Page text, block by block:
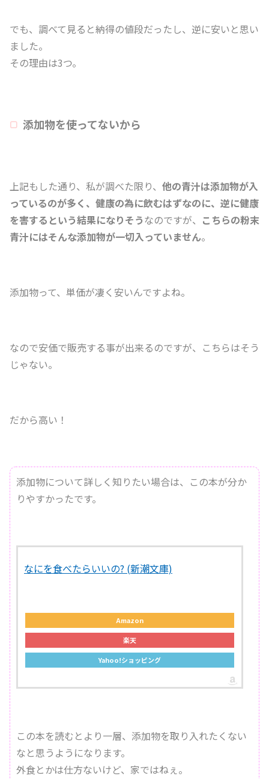
でも、調べて見ると納得の値段だったし、逆に安いと思い
ました。
その理由は3つ。
添加物を使ってないから
上記もした通り、私が調べた限り、 他の青汁は添加物が入
っているのが多く、健康の為に飲むはずなのに、逆に健康
を害するという結果になりそうなのですが、 こちらの粉末
青汁にはそんな添加物が一切入っていません。
添加物って、単価が凄く安いんですよね。
なので安価で販売する事が出来るのですが、こちらはそう
じゃない。
だから高い！
添加物について詳しく知りたい場合は、この本が分か
りやすかったです。
なにを食べたらいいの? (新潮文庫)
Amazon
楽天
Yahoo!ショッピング
この本を読むとより一層、添加物を取り入れたくない
なと思うようになります。
外食とかは仕方ないけど、家ではねぇ。